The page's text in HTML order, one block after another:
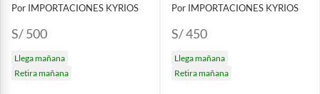
Por IMPORTACIONES KYRIOS
S/ 500
Llega mañana
Retira mañana
Por IMPORTACIONES KYRIOS
S/ 450
Llega mañana
Retira mañana